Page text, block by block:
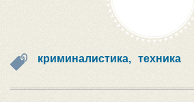
криминалистика, техника